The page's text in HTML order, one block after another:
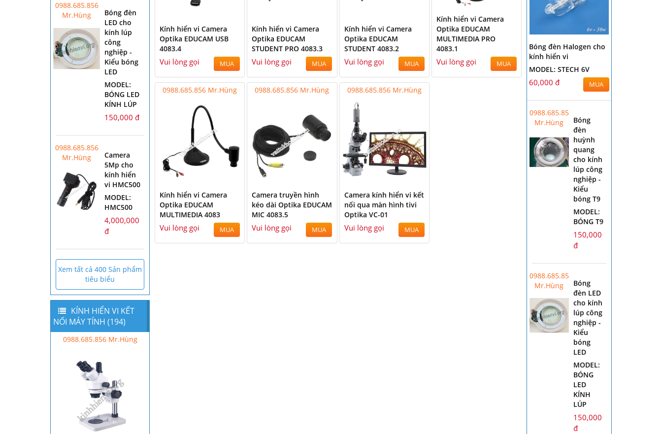
Kính hiển vi Camera
Optika EDUCAM USB
4083.4
Vui lòng gọi MUA
Kính hiển vi Camera
Optika EDUCAM
STUDENT PRO 4083.3
Vui lòng gọi MUA
Kính hiển vi Camera
Optika EDUCAM
STUDENT 4083.2
Vui lòng gọi MUA
Kính hiển vi Camera
Optika EDUCAM
MULTIMEDIA PRO
4083.1
Vui lòng gọi MUA
0988.685.856 Mr.Hùng
Kính hiển vi Camera
Optika EDUCAM
MULTIMEDIA 4083
Vui lòng gọi MUA
0988.685.856 Mr.Hùng
Camera truyền hình
kéo dài Optika EDUCAM
MIC 4083.5
Vui lòng gọi MUA
0988.685.856 Mr.Hùng
Camera kính hiển vi kết
nối qua màn hình tivi
Optika VC-01
Vui lòng gọi MUA
0988.685.856
Mr.Hùng
Bóng đèn
LED cho
kính lúp
công
nghiệp -
Kiểu bóng
LED
MODEL:
BÓNG LED
KÍNH LÚP
150,000 đ
0988.685.856
Mr.Hùng
Camera
5Mp cho
kính hiển
vi HMC500
MODEL:
HMC500
4,000,000
đ
Xem tất cả 400 Sản phẩm
tiêu biểu
KÍNH HIỂN VI KẾT
NỐI MÁY TÍNH (194)
Mr Hùng - 0988.685.856 0988.685.856 Mr.Hùng
Bóng đèn Halogen cho
kính hiển vi
MODEL: STECH 6V
60,000 đ MUA
0988.685.856
Mr.Hùng
Bóng
đèn
huỳnh
quang
cho kính
lúp công
nghiệp -
Kiểu
bóng T9
MODEL:
BÓNG T9
150,000
đ
0988.685.856
Mr.Hùng
Bóng
đèn LED
cho kính
lúp công
nghiệp -
Kiểu
bóng
LED
MODEL:
BÓNG
LED
KÍNH
LÚP
150,000
đ